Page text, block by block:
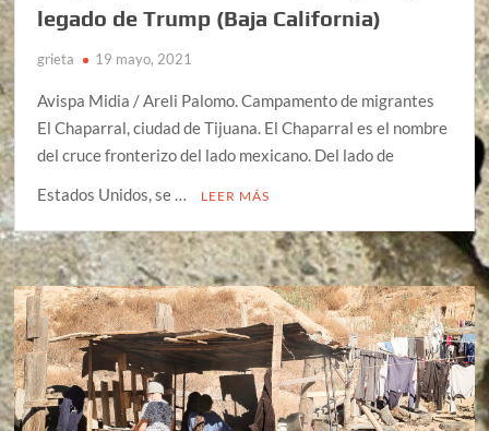
legado de Trump (Baja California)
grieta 19 mayo, 2021
Avispa Midia / Areli Palomo. Campamento de migrantes
El Chaparral, ciudad de Tijuana. El Chaparral es el nombre
del cruce fronterizo del lado mexicano. Del lado de
Estados Unidos, se …
LEER MÁS